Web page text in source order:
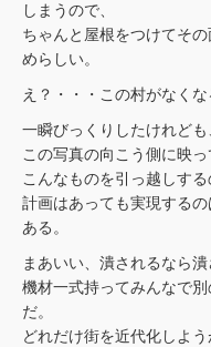
しまうので、
ちゃんと屋根をつけてそ
めらしい。
え？・・・この村がなくな
一瞬びっくりしたけれども
この写真の向こう側に映っ
こんなものを引っ越しする
計画はあっても実現する
ある。
まあいい、潰されるなら潰
機材一式持ってみんなで
だ。
どれだけ街を近代化しよう